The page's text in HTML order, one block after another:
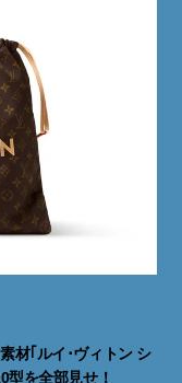
材｢ルイ･ヴィトン シ
型を全部見せ！